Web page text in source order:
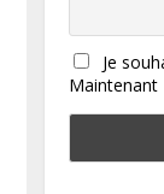
Je
Maintenant